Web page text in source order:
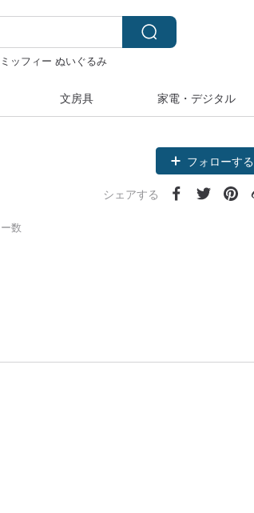
ミッフィー ぬいぐるみ
文房具 家電・デジタル
数
フォローする
シェアする